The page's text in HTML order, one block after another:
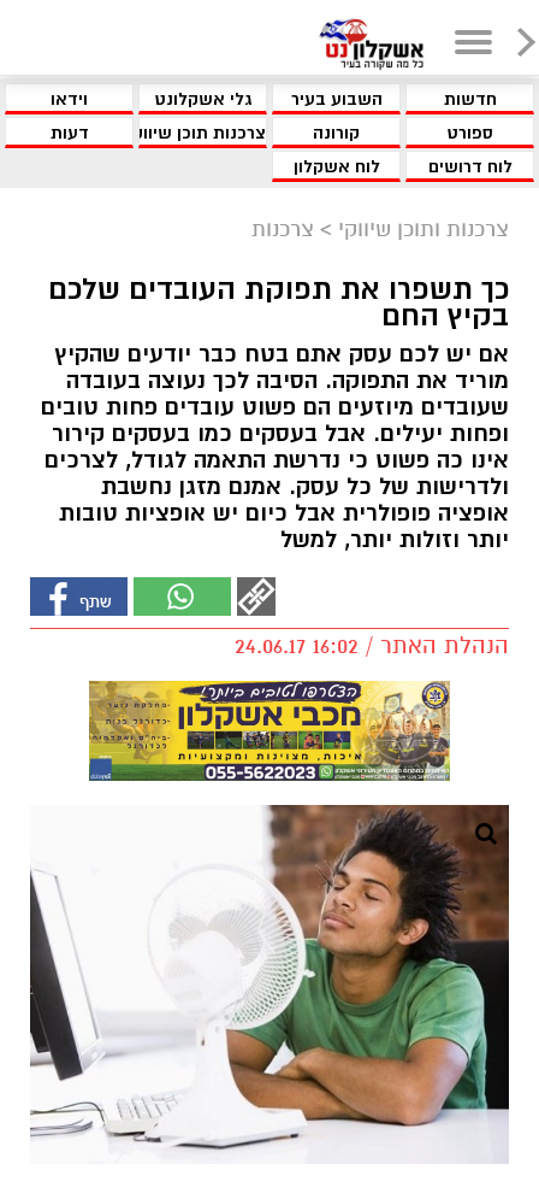
חדשות השבוע בעיר גלי אשקלונט
וידאו
ספורט
קורונה צרכנות תוכן שיווקי
דעות
לוח דרושים
לוח אשקלון
צרכנות ותוכן שיווקי > צרכנות
כך תשפרו את תפוקת העובדים שלכם
בקיץ החם
אם יש לכם עסק אתם בטח כבר יודעים שהקיץ
מוריד את התפוקה. הסיבה לכך נעוצה בעובדה
שעובדים מיוזעים הם פשוט עובדים פחות טובים
ופחות יעילים. אבל בעסקים כמו בעסקים קירור
אינו כה פשוט כי נדרשת התאמה לגודל, לצרכים
ולדרישות של כל עסק. אמנם מזגן נחשבת
אופציה פופולרית אבל כיום יש אופציות טובות
יותר וזולות יותר, למשל
הנהלת האתר / 16:02 24.06.17